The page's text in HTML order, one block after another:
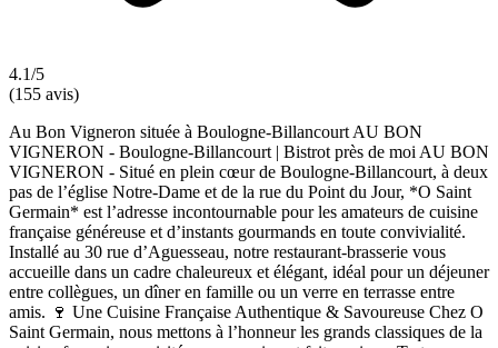
4.1/5
(155 avis)
Au Bon Vigneron située à Boulogne-Billancourt AU BON
VIGNERON - Boulogne-Billancourt | Bistrot près de moi AU BON
VIGNERON - Situé en plein cœur de Boulogne-Billancourt, à deux
pas de l’église Notre-Dame et de la rue du Point du Jour, *O Saint
Germain* est l’adresse incontournable pour les amateurs de cuisine
française généreuse et d’instants gourmands en toute convivialité.
Installé au 30 rue d’Aguesseau, notre restaurant-brasserie vous
accueille dans un cadre chaleureux et élégant, idéal pour un déjeuner
entre collègues, un dîner en famille ou un verre en terrasse entre
amis. 🍷 Une Cuisine Française Authentique & Savoureuse Chez O
Saint Germain, nous mettons à l’honneur les grands classiques de la